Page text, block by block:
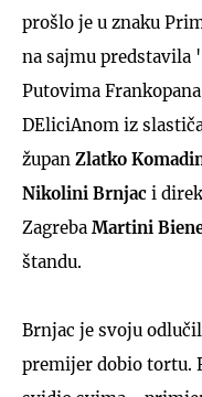
prošlo je u znaku
na sajmu
Putovima
DEliciAnom iz
župan Zlatko
Nikolini Brnjac i
Zagreba Martini
štandu.
Brnjac je svoju
premijer dobio tortu.